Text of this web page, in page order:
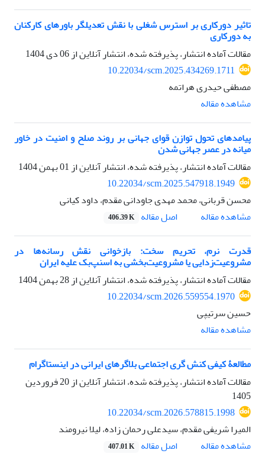
تاثیر دورکاری بر استرس شغلی با نقش تعدیلگر باورهای کارکنان
به دورکاری
مقالات آماده انتشار، پذیرفته شده، انتشار آنلاین از 06 دی 1404
10.22034/scm.2025.434269.1711
مصطفی حیدری هراتمه
مشاهده مقاله
پیامدهای تحول توازن قوای جهانی بر روند صلح و امنیت در خاور
میانه در عصر جهانی شدن
مقالات آماده انتشار، پذیرفته شده، انتشار آنلاین از 01 بهمن 1404
10.22034/scm.2025.547918.1949
محسن قربانی، محمد مهدی جاودانی مقدم، داود کیانی
مشاهده مقاله
اصل مقاله 406.39 K
قدرت نرم، تحریم سخت: بازخوانی نقش رسانه‌ها در
مشروعیت‌زدایی یا مشروعیت‌بخشی به اسنپ‌بک علیه ایران
مقالات آماده انتشار، پذیرفته شده، انتشار آنلاین از 28 بهمن 1404
10.22034/scm.2026.559554.1970
حسین سرتیپی
مشاهده مقاله
مطالعۀ کیفی کنش گری اجتماعی بلاگرهای ایرانی در اینستاگرام
مقالات آماده انتشار، پذیرفته شده، انتشار آنلاین از
20 فروردین
1405
10.22034/scm.2026.578815.1998
المیرا شریفی مقدم، سیدعلی رحمان زاده، لیلا نیرومند
مشاهده مقاله
اصل مقاله 407.01 K